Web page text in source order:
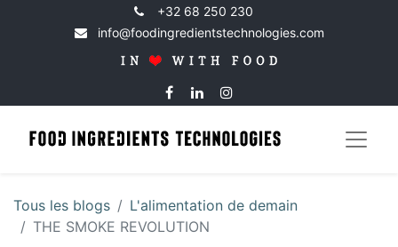
+32 68 250 230
info@foodingredientstechnologies.com
Tous les blogs
​L'alimentation de demain
THE SMOKE REVOLUTION